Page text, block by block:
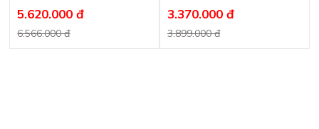
5.620.000 đ
6.566.000 đ
3.370.000 đ
3.899.000 đ